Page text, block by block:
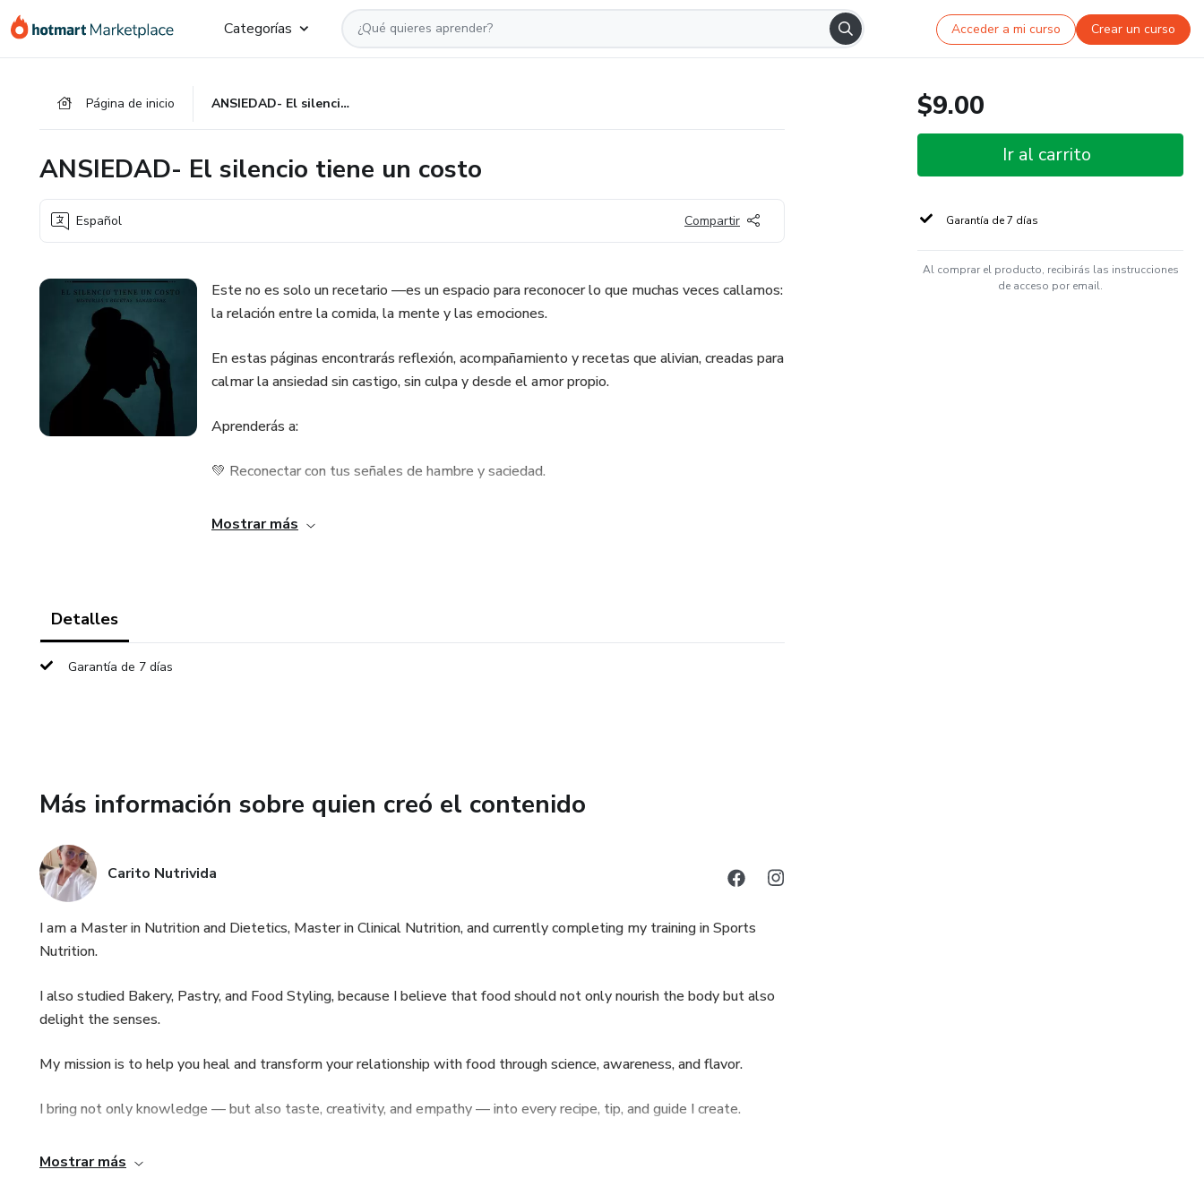
Categorías Acceder a mi curso Crear un curso
Página de inicio ANSIEDAD- El silencio tiene un costo
ANSIEDAD- El silencio tiene un costo
Español Compartir
Este no es solo un recetario —es un espacio para reconocer lo que muchas veces callamos:
la relación entre la comida, la mente y las emociones.
En estas páginas encontrarás reflexión, acompañamiento y recetas que alivian, creadas para
calmar la ansiedad sin castigo, sin culpa y desde el amor propio.
Aprenderás a:
💚 Reconectar con tus señales de hambre y saciedad.
🌿 Elegir alimentos que regulan tu sistema nervioso.
Mostrar más
Detalles
Garantía de 7 días
Más información sobre quien creó el contenido
Carito Nutrivida
I am a Master in Nutrition and Dietetics, Master in Clinical Nutrition, and currently completing my training in Sports
Nutrition.
I also studied Bakery, Pastry, and Food Styling, because I believe that food should not only nourish the body but also
delight the senses.
My mission is to help you heal and transform your relationship with food through science, awareness, and flavor.
I bring not only knowledge — but also taste, creativity, and empathy — into every recipe, tip, and guide I create.
I’ve walked this path myself: I once weighed 100 kilos (220 lbs) and completely transformed my life from the inside
Mostrar más
$9.00
Ir al carrito
Garantía de 7 días
Al comprar el producto, recibirás las instrucciones
de acceso por email.